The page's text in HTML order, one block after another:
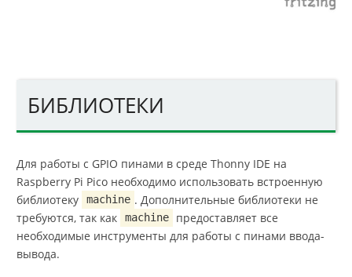
БИБЛИОТЕКИ
Для работы с GPIO пинами в среде Thonny IDE на
Raspberry Pi Pico необходимо использовать встроенную
библиотеку
machine . Дополнительные библиотеки не
требуются, так как
machine
предоставляет все
необходимые инструменты для работы с пинами ввода-
вывода.